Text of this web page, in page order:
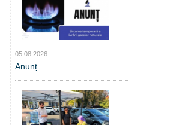
05.08.2026
Anunț